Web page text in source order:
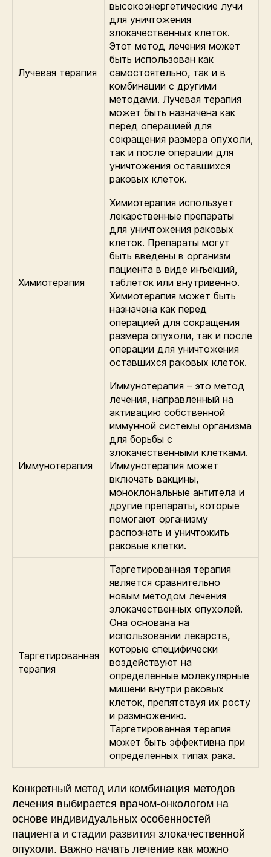
Лучевая терапия
высокоэнергетические лучи
для уничтожения
злокачественных клеток.
Этот метод лечения может
быть использован как
самостоятельно, так и в
комбинации с другими
методами. Лучевая терапия
может быть назначена как
перед операцией для
сокращения размера опухоли,
так и после операции для
уничтожения оставшихся
раковых клеток.
Химиотерапия
Химиотерапия использует
лекарственные препараты
для уничтожения раковых
клеток. Препараты могут
быть введены в организм
пациента в виде инъекций,
таблеток или внутривенно.
Химиотерапия может быть
назначена как перед
операцией для сокращения
размера опухоли, так и после
операции для уничтожения
оставшихся раковых клеток.
Иммунотерапия
Иммунотерапия – это метод
лечения, направленный на
активацию собственной
иммунной системы организма
для борьбы с
злокачественными клетками.
Иммунотерапия может
включать вакцины,
моноклональные антитела и
другие препараты, которые
помогают организму
распознать и уничтожить
раковые клетки.
Таргетированная
терапия
Таргетированная терапия
является сравнительно
новым методом лечения
злокачественных опухолей.
Она основана на
использовании лекарств,
которые специфически
воздействуют на
определенные молекулярные
мишени внутри раковых
клеток, препятствуя их росту
и размножению.
Таргетированная терапия
может быть эффективна при
определенных типах рака.
Конкретный метод или комбинация методов
лечения выбирается врачом-онкологом на
основе индивидуальных особенностей
пациента и стадии развития злокачественной
опухоли. Важно начать лечение как можно